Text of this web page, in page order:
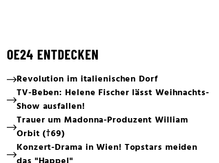
OE24 ENTDECKEN
Revolution im italienischen Dorf
TV-Beben: Helene Fischer lässt Weihnachts-
Show ausfallen!
Trauer um Madonna-Produzent William
Orbit (†69)
Konzert-Drama in Wien! Topstars meiden